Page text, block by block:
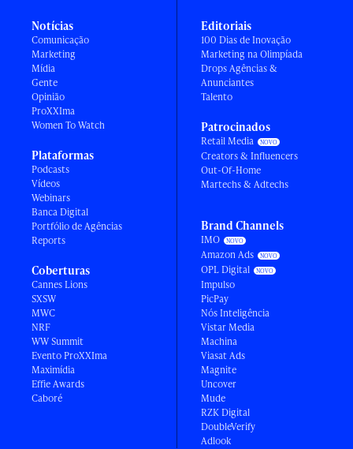
Notícias
Comunicação
Marketing
Mídia
Gente
Opinião
ProXXIma
Women To Watch
Plataformas
Podcasts
Vídeos
Webinars
Banca Digital
Portfólio de Agências
Reports
Coberturas
Cannes Lions
SXSW
MWC
NRF
WW Summit
Evento ProXXIma
Maximídia
Effie Awards
Caboré
Editoriais
100 Dias de Inovação
Marketing na Olimpíada
Drops Agências &
Anunciantes
Talento
Patrocinados
Retail Media
Creators & Influencers
Out-Of-Home
Martechs & Adtechs
Brand Channels
IMO
Amazon Ads
OPL Digital
Impulso
PicPay
Nós Inteligência
Vistar Media
Machina
Viasat Ads
Magnite
Uncover
Mude
RZK Digital
DoubleVerify
Adlook